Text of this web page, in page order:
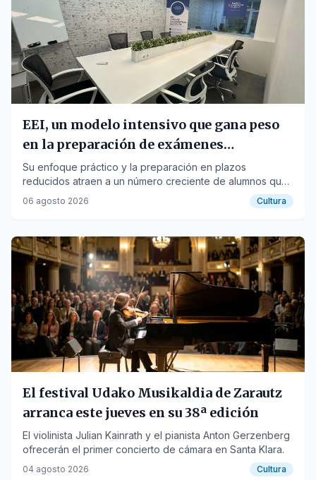
EEI, un modelo intensivo que gana peso
en la preparación de exámenes
Cambridge en España
Su enfoque práctico y la preparación en plazos
reducidos atraen a un número creciente de alumnos que
buscan certificarse en niveles B2, C1 y C2
06 agosto 2026 Cultura
El festival Udako Musikaldia de Zarautz
arranca este jueves en su 38ª edición
El violinista Julian Kainrath y el pianista Anton Gerzenberg
ofrecerán el primer concierto de cámara en Santa Klara.
04 agosto 2026 Cultura